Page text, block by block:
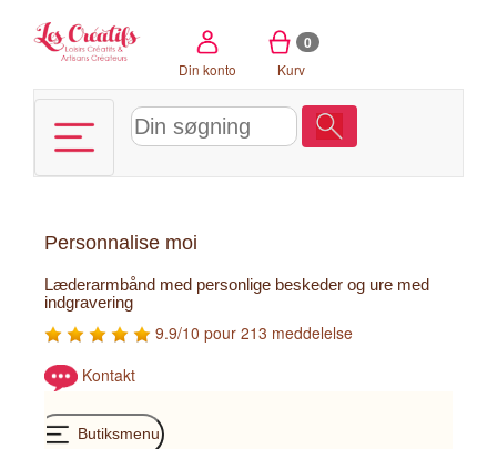
Din konto
0
Kurv
Personnalise moi
Læderarmbånd med personlige beskeder og ure med
indgravering
9.9/10 pour 213 meddelelse
Kontakt
Butiksmenu